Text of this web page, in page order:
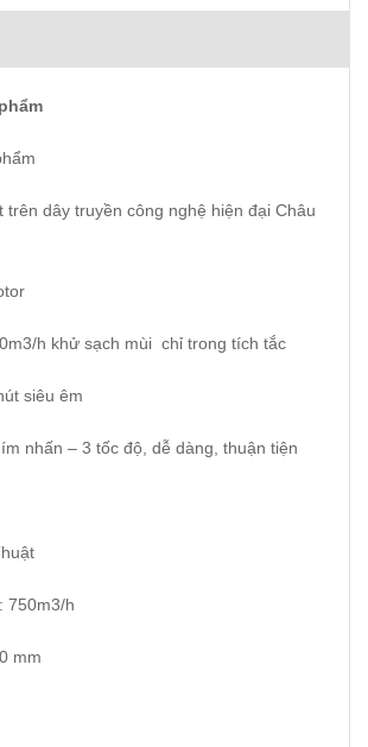
dây truyền công nghệ hiện đại Châu
h khử sạch mùi chỉ trong tích tắc
siêu êm
nhấn – 3 tốc độ, dễ dàng, thuận tiện
750m3/h
mm